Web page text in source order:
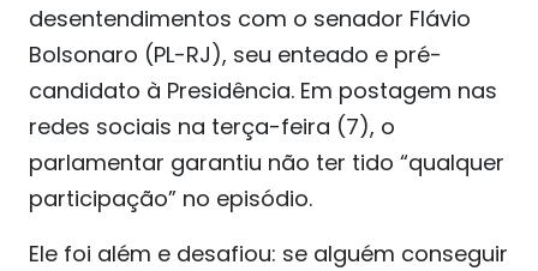
desentendimentos com o senador Flávio
Bolsonaro (PL-RJ), seu enteado e pré-
candidato à Presidência. Em postagem nas
redes sociais na terça-feira (7), o
parlamentar garantiu não ter tido “qualquer
participação” no episódio.
Ele foi além e desafiou: se alguém conseguir